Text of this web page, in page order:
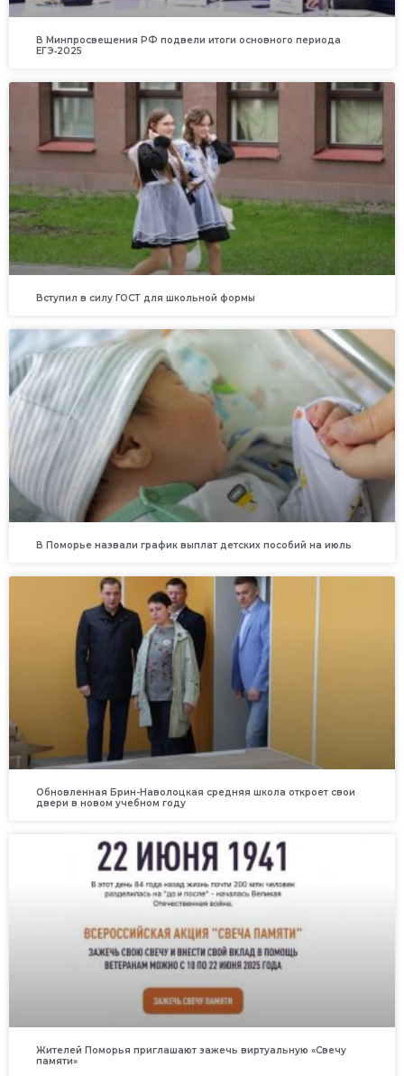
В Минпросвещения РФ подвели итоги основного периода
ЕГЭ‑2025
Вступил в силу ГОСТ для школьной формы
В Поморье назвали график выплат детских пособий на июль
Обновленная Брин-Наволоцкая средняя школа откроет свои
двери в новом учебном году
Жителей Поморья приглашают зажечь виртуальную «Свечу
памяти»